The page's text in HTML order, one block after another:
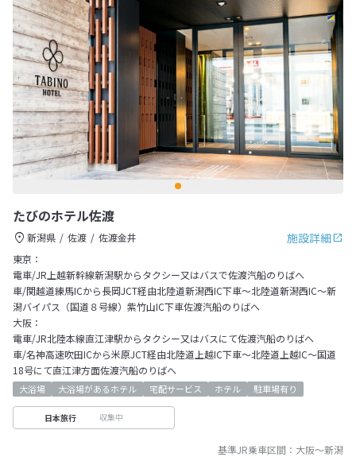
たびのホテル佐渡
施設詳細
新潟県 佐渡
佐渡金井
東京：
電車/JR上越新幹線新潟駅からタクシー又はバスで佐渡汽船のりばへ
車/関越道練馬ICから長岡JCT経由北陸道新潟西IC下車～北陸道新潟西IC～新
潟バイパス（国道８号線）紫竹山IC下車佐渡汽船のりばへ
大阪：
電車/JR北陸本線直江津駅からタクシー又はバスにて佐渡汽船のりばへ
車/名神高速吹田ICから米原JCT経由北陸道上越IC下車～北陸道上越IC～国道
18号にて直江津方面佐渡汽船のりばへ
大浴場 大浴場があるホテル 宅配サービス ホテル 駐車場有り
日本旅行 収集中
基準JR乗車区間： 大阪～新潟